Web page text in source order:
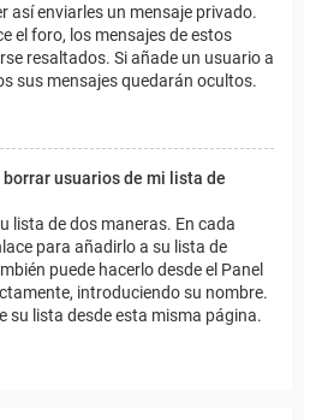
así enviarles un mensaje privado.
el foro, los mensajes de estos
resaltados. Si añade un usuario a
sus mensajes quedarán ocultos.
usuarios de mi lista de
lista de dos maneras. En cada
para añadirlo a su lista de
puede hacerlo desde el Panel
introduciendo su nombre.
su lista desde esta misma página.